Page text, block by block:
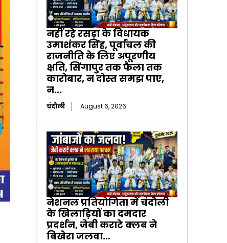
नहीं रहे रसड़ा के विधायक
उमाशंकर सिंह, पूर्वांचल की
राजनीति के लिए अपूरणीय
क्षति, सिंगापुर तक फैला तक
कारोबार, न दोस्त समझ पाए,
न...
चंदौली August 6, 2026
नेशनल प्रतियोगिता में चंदौली
के खिलाड़ियों का दमदार
प्रदर्शन, जेबी कराटे क्लब ने
बिखेरा जलवा…